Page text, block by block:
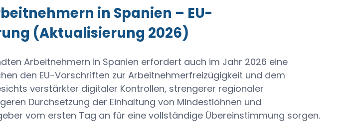
in Spanien – EU-
(Aktualisierung 2026)
Arbeitnehmern in Spanien erfordert auch im Jahr 2026 eine
den EU-Vorschriften zur Arbeitnehmerfreizügigkeit und dem
verstärkter digitaler Kontrollen, strengerer regionaler
Durchsetzung der Einhaltung von Mindestlöhnen und
vom ersten Tag an für eine vollständige Übereinstimmung sorgen.